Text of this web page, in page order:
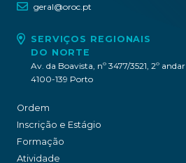
geral@oroc.pt
SERVIÇOS REGIONAIS
DO NORTE
Av. da Boavista, nº 3477/3521, 2º andar
4100-139 Porto
Ordem
Inscrição e Estágio
Formação
Atividade